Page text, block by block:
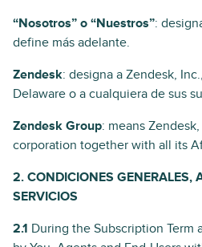
“Nosotros” o “Nuestros”:
define más adelante.
Zendesk: designa a Zendesk,
Delaware o a cualquiera de sus
Zendesk Group: means
corporation together with all its
2. CONDICIONES GENERALES,
SERVICIOS
2.1 During the Subscription Term